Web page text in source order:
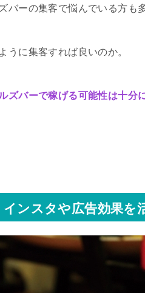
バーの集客で悩んでいる方も
うに集客すれば良いのか。
ズバーで稼げる可能性は十分
ンスタや広告効果を